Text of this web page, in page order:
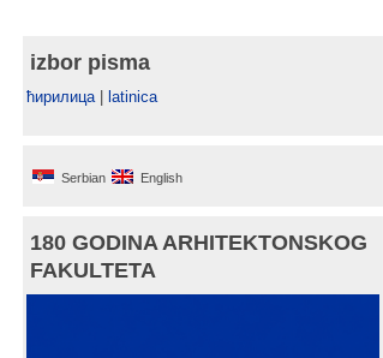
izbor pisma
ћирилица| latinica
Serbian English
180 GODINA ARHITEKTONSKOG
FAKULTETA